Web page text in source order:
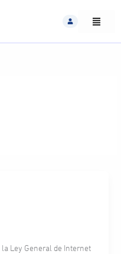
Ley General de Internet